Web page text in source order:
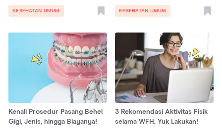
KESEHATAN UMUM KESEHATAN UMUM
Kenali Prosedur Pasang Behel
Gigi, Jenis, hingga Biayanya!
3 Rekomendasi Aktivitas Fisik
selama WFH, Yuk Lakukan!